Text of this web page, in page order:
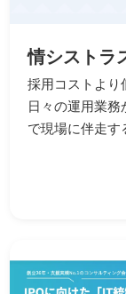
情シストラ
採用コストより
日々の運用業
で現場に伴走す